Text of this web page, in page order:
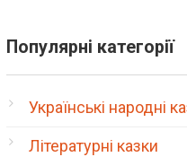
Популярні категорії
Українські народні
Літературні казки